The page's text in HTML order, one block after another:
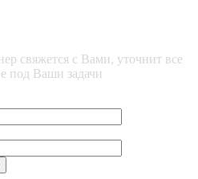
свяжется с Вами, уточнит все
под Ваши задачи